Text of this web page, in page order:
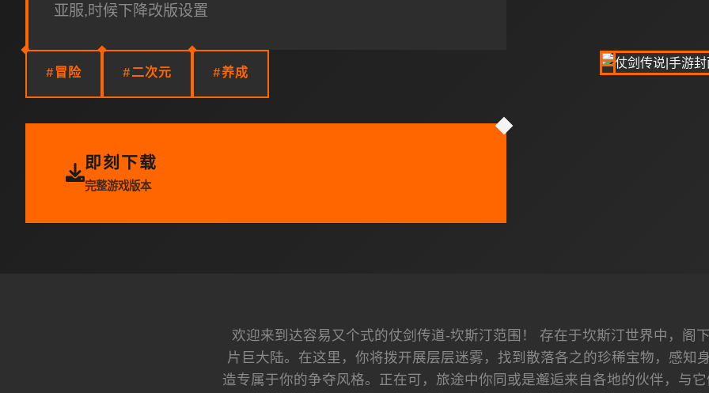
亚服,时候下降改版设置
#冒险 #二次元 #养成
即刻下载
完整游戏版本
欢迎来到达容易又个式的仗剑传道-坎斯汀范围！ 存在于坎斯汀世界中，阁
片巨大陆。在这里，你将拨开展层层迷雾，找到散落各之的珍稀宝物，感知
造专属于你的争夺风格。正在可，旅途中你同或是邂逅来自各地的伙伴，与